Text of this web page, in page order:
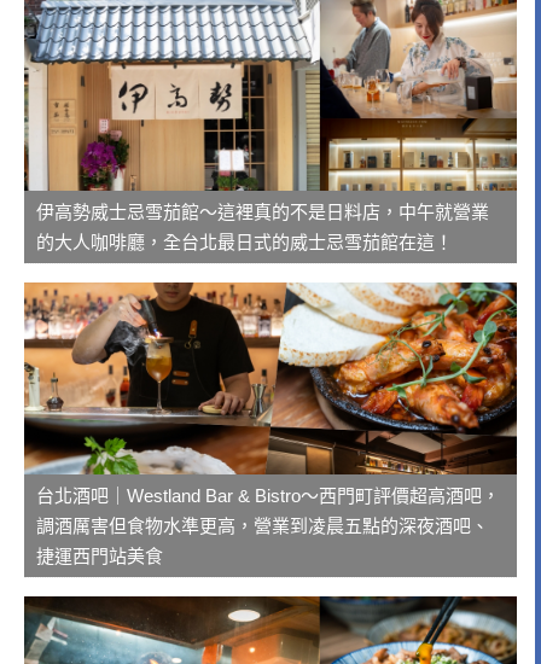
伊高勢威士忌雪茄館～這裡真的不是日料店，中午就營業
的大人咖啡廳，全台北最日式的威士忌雪茄館在這！
台北酒吧｜Westland Bar & Bistro～西門町評價超高酒吧，
調酒厲害但食物水準更高，營業到凌晨五點的深夜酒吧、
捷運西門站美食